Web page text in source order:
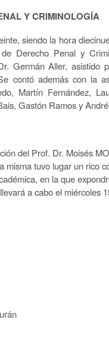
Y CRIMINOLOGÍA
siendo la hora
Derecho Penal y
Germán Aller, asistido
contó además con la
Martín Fernández,
Gastón Ramos y
del Prof. Dr. Moisés
misma tuvo lugar un rico
en la que
a cabo el miércoles